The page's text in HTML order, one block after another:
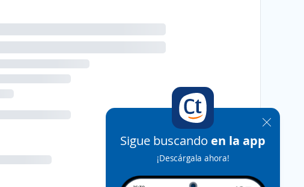
Sigue buscando en la app
¡Descárgala ahora!